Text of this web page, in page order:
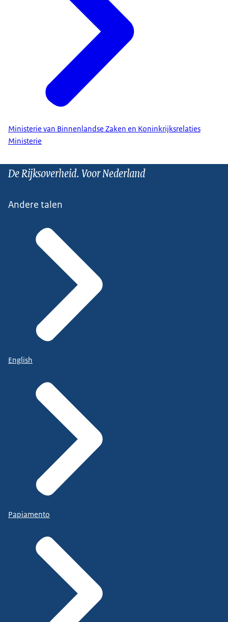
Ministerie van Binnenlandse Zaken en Koninkrijksrelaties
Ministerie
De Rijksoverheid. Voor Nederland
Andere talen
English
Papiamento